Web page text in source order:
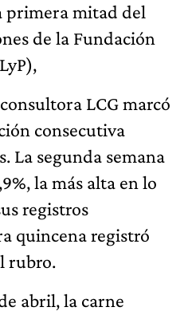
primera mitad del
de la Fundación
LCG marcó
consecutiva
La segunda semana
la más alta en lo
registros
quincena registró
rubro.
abril, la carne